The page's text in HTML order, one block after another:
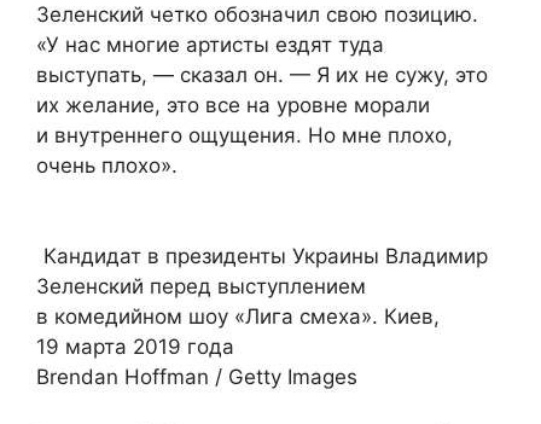
Зеленский четко обозначил свою позицию.
«У нас многие артисты ездят туда
выступать, — сказал он. — Я их не сужу, это
их желание, это все на уровне морали
и внутреннего ощущения. Но мне плохо,
очень плохо».
Кандидат в президенты Украины Владимир
Зеленский перед выступлением
в комедийном шоу «Лига смеха». Киев,
19 марта 2019 года
Brendan Hoffman / Getty Images